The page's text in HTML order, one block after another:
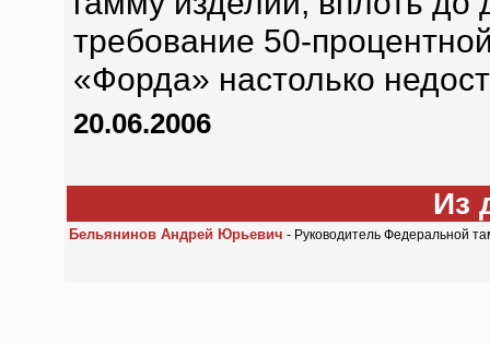
требование 50-
«Форда» настолько
20.06.2006
Из
Бельянинов Андрей Юрьевич - Руководитель Федеральной